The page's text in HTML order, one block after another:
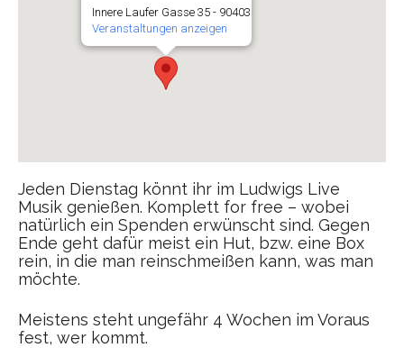
Innere Laufer Gasse 35 - 90403
Veranstaltungen anzeigen
Jeden Dienstag könnt ihr im Ludwigs Live
Musik genießen. Komplett for free – wobei
natürlich ein Spenden erwünscht sind. Gegen
Ende geht dafür meist ein Hut, bzw. eine Box
rein, in die man reinschmeißen kann, was man
möchte.
Meistens steht ungefähr 4 Wochen im Voraus
fest, wer kommt.